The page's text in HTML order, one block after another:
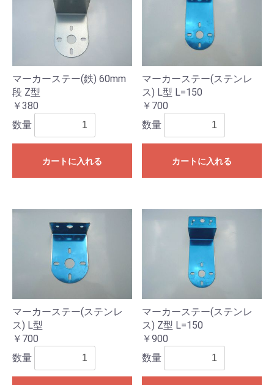
マーカーステー(鉄) 60mm
段 Z型
￥380
数量
カートに入れる
マーカーステー(ステンレ
ス) L型 L=150
￥700
数量
カートに入れる
マーカーステー(ステンレ
ス) L型
￥700
数量
マーカーステー(ステンレ
ス) Z型 L=150
￥900
数量